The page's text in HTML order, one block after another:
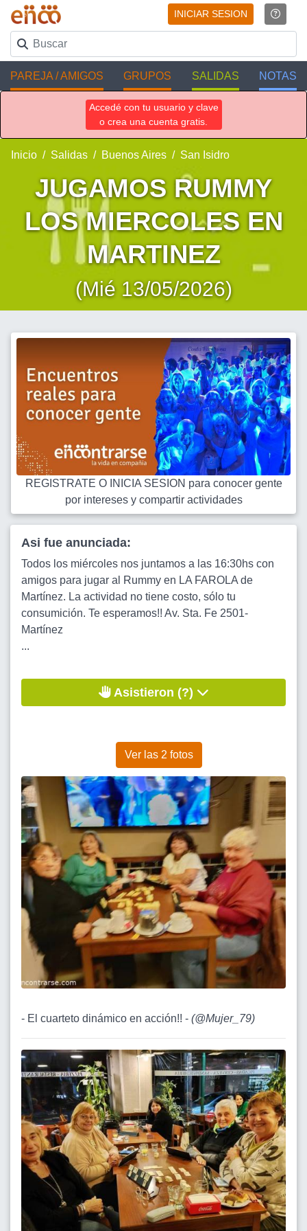
INICIAR SESION
PAREJA / AMIGOS GRUPOS SALIDAS NOTAS
Accedé con tu usuario y clave
o crea una cuenta gratis.
Inicio Salidas Buenos Aires San Isidro
JUGAMOS RUMMY
LOS MIERCOLES EN
MARTINEZ
(Mié 13/05/2026)
REGISTRATE O INICIA SESION para conocer gente
por intereses y compartir actividades
Asi fue anunciada:
Todos los miércoles nos juntamos a las 16:30hs con
amigos para jugar al Rummy en LA FAROLA de
Martínez. La actividad no tiene costo, sólo tu
consumición. Te esperamos!! Av. Sta. Fe 2501-
Martínez
...
Asistieron (?)
Ver las 2 fotos
- El cuarteto dinámico en acción!! - (@Mujer_79)